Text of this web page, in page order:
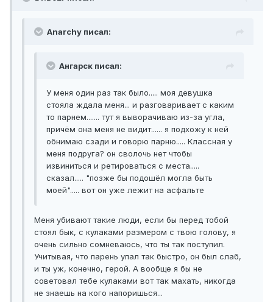
Anarchy писал:
Ангарск писал:
У меня один раз так было..... моя девушка
стояла ждала меня... и разговаривает с каким
то парнем....... тут я выворачиваю из-за угла,
причём она меня не видит...... я подхожу к ней
обнимаю сзади и говорю парню..... Классная у
меня подруга? он сволочь нет чтобы
извиниться и ретироваться с места.....
сказал..... "позже бы подошёл могла быть
моей"..... вот он уже лежит на асфальте
Меня убивают такие люди, если бы перед тобой
стоял бык, с кулаками размером с твою голову, я
очень сильно сомневаюсь, что ты так поступил.
Учитывая, что парень упал так быстро, он был слаб,
и ты уж, конечно, герой. А вообще я бы не
советовал тебе кулаками вот так махать, никогда
не знаешь на кого напоришься...